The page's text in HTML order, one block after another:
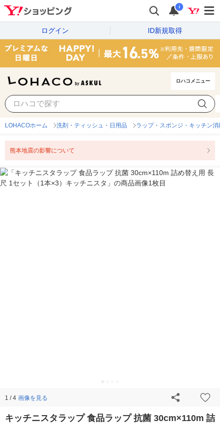
i
ログイン ID新規取得
ロハコメニュー
LOHACOホーム 洗剤・ティッシュ・日用品 ラップ・スポンジ・キッチン消
熊本地震の影響について
1 / 4 画像を見る
キッチニスタラップ 食品ラップ 抗菌 30cm×110m 詰